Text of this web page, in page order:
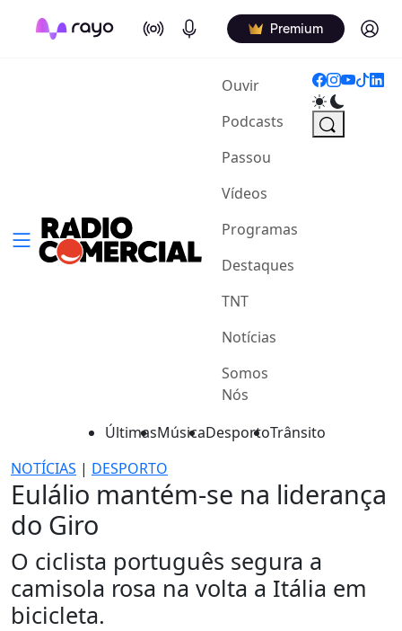
On Air Podcasts Premium Log in
Ouvir(current)
Podcasts
Passou
Vídeos
Programas
Destaques
TNT
Notícias
Somos
Nós
ÚltimasMúsicaDesportoTrânsito
NOTÍCIAS | DESPORTO
Eulálio mantém-se na liderança
do Giro
O ciclista português segura a
camisola rosa na volta a Itália em
bicicleta.